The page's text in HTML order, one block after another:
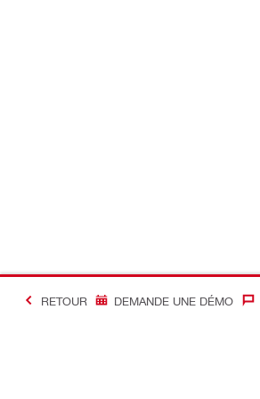
RETOUR DEMANDE UNE DÉMO